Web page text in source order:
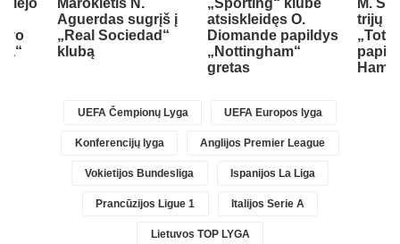
Marokietis N.
Aguerdas sugrįš į
„Real Sociedad“
klubą
„Sporting“ klube
atsiskleidęs O.
Diomande papildys
„Nottingham“
gretas
M.
trijų
UEFA Čempionų Lyga UEFA Europos lyga
Konferencijų lyga Anglijos Premier League
Vokietijos Bundesliga Ispanijos La Liga
Prancūzijos Ligue 1 Italijos Serie A
Lietuvos TOP LYGA